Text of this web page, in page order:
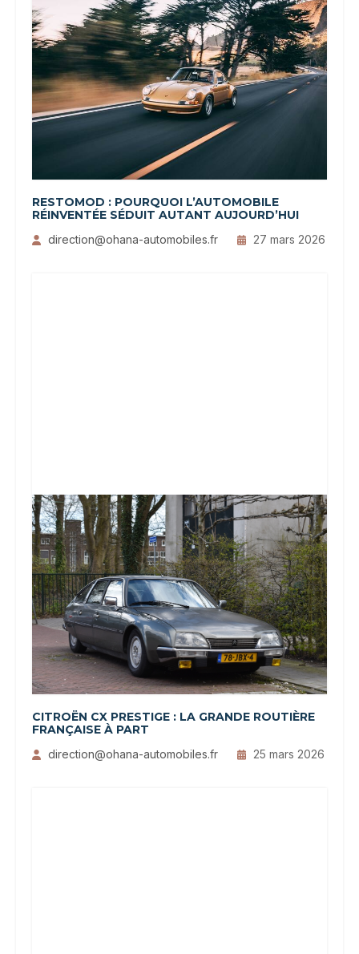
RESTOMOD : POURQUOI L’AUTOMOBILE
RÉINVENTÉE SÉDUIT AUTANT AUJOURD’HUI
direction@ohana-automobiles.fr 27 mars 2026
CITROËN CX PRESTIGE : LA GRANDE ROUTIÈRE
FRANÇAISE À PART
direction@ohana-automobiles.fr 25 mars 2026